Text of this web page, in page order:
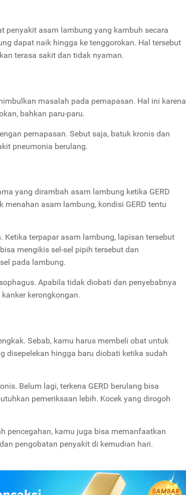
penyakit asam lambung yang kambuh secara
dapat naik hingga ke tenggorokan. Hal tersebut
terasa sakit dan tidak nyaman.
masalah pada pernapasan. Hal ini karena
bahkan paru-paru.
pernapasan. Sebut saja, batuk kronis dan
pneumonia berulang.
yang dirambah asam lambung ketika GERD
asam lambung, kondisi GERD tentu
terpapar asam lambung, lapisan tersebut
mengikis sel-sel pipih tersebut dan
pada lambung.
Apabila tidak diobati dan penyebabnya
kerongkongan.
Sebab, kamu harus membeli obat untuk
disepelekan hingga baru diobati ketika sudah
Belum lagi, terkena GERD berulang bisa
pemeriksaan lebih. Kocek yang dirogoh
pencegahan, kamu juga bisa memanfaatkan
pengobatan penyakit di kemudian hari.